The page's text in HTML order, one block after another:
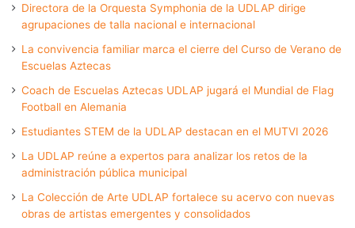
Directora de la Orquesta Symphonia de la UDLAP dirige
agrupaciones de talla nacional e internacional
La convivencia familiar marca el cierre del Curso de Verano de
Escuelas Aztecas
Coach de Escuelas Aztecas UDLAP jugará el Mundial de Flag
Football en Alemania
Estudiantes STEM de la UDLAP destacan en el MUTVI 2026
La UDLAP reúne a expertos para analizar los retos de la
administración pública municipal
La Colección de Arte UDLAP fortalece su acervo con nuevas
obras de artistas emergentes y consolidados